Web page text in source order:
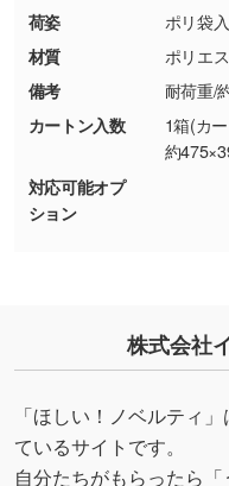
使いたいです
シンプルな背景の
ター部分の輪郭が
り抜き処理が可能
・持っているデー
しの作り方が分から
印刷したいデータ
・デザインにQR
を生成してほしい
URLをご指定いた
いたします。配置
→詳しく見る
荷姿
ポリ袋
材質
ポリエ
備考
耐荷重/
カートン入数
1箱(カ
約
対応可能オプ
ション
株式会社
「ほしい！ノベルティ
ているサイトです。
自分たちがもらったら